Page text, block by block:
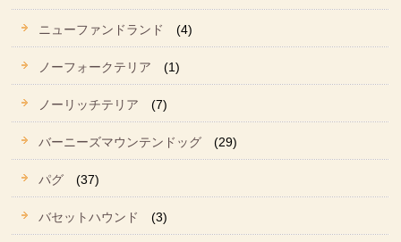
ニューファンドランド (4)
ノーフォークテリア (1)
ノーリッチテリア (7)
バーニーズマウンテンドッグ (29)
パグ (37)
バセットハウンド (3)